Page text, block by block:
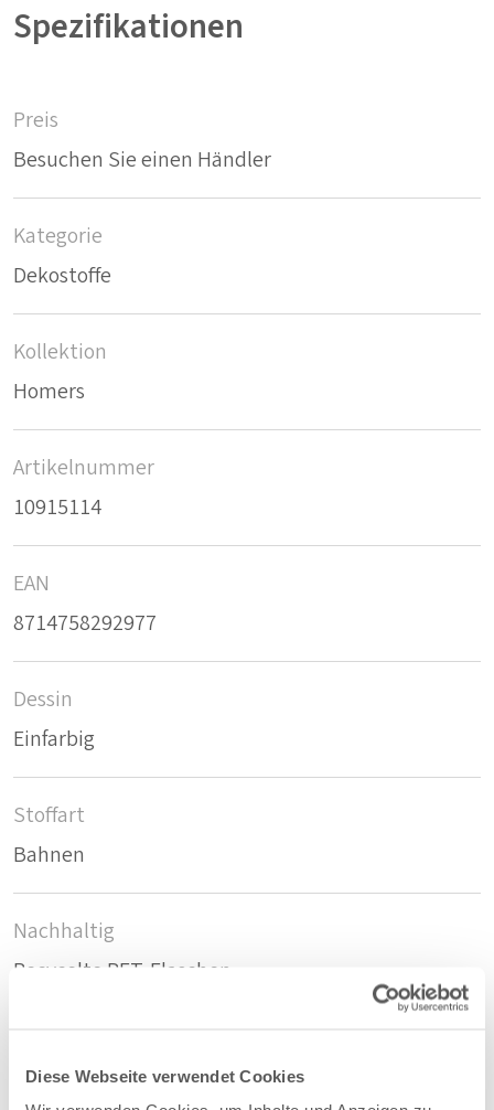
Diese Webseite verwendet Cookies
Spezifikationen
Preis
Besuchen Sie einen Händler
Kategorie
Dekostoffe
Kollektion
Homers
Artikelnummer
10915114
EAN
8714758292977
Dessin
Einfarbig
Stoffart
Bahnen
Nachhaltig
Recycelte PET-Flaschen
78%PES/22%PET